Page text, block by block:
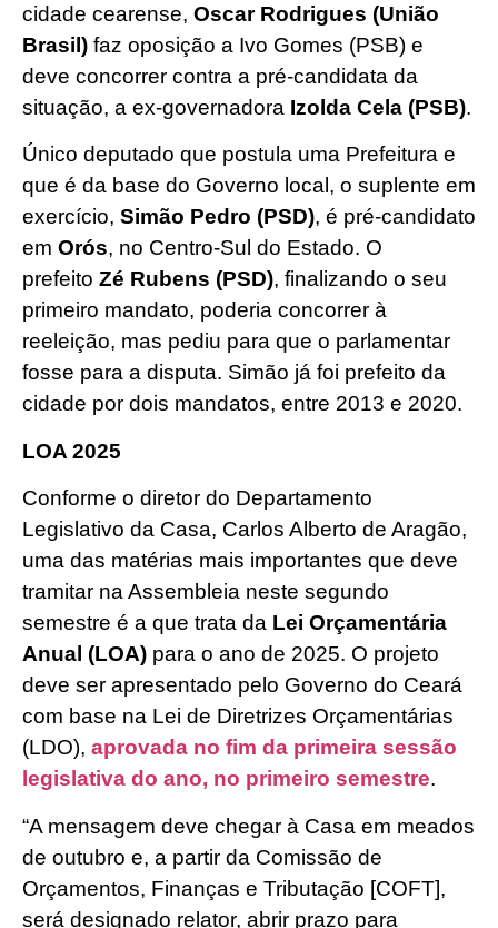
cidade cearense, Oscar Rodrigues (União
Brasil) faz oposição a Ivo Gomes (PSB) e
deve concorrer contra a pré-candidata da
situação, a ex-governadora Izolda Cela (PSB).
Único deputado que postula uma Prefeitura e
que é da base do Governo local, o suplente em
exercício, Simão Pedro (PSD), é pré-candidato
em Orós, no Centro-Sul do Estado. O
prefeito Zé Rubens (PSD), finalizando o seu
primeiro mandato, poderia concorrer à
reeleição, mas pediu para que o parlamentar
fosse para a disputa. Simão já foi prefeito da
cidade por dois mandatos, entre 2013 e 2020.
LOA 2025
Conforme o diretor do Departamento
Legislativo da Casa, Carlos Alberto de Aragão,
uma das matérias mais importantes que deve
tramitar na Assembleia neste segundo
semestre é a que trata da Lei Orçamentária
Anual (LOA) para o ano de 2025. O projeto
deve ser apresentado pelo Governo do Ceará
com base na Lei de Diretrizes Orçamentárias
(LDO), aprovada no fim da primeira sessão
legislativa do ano, no primeiro semestre.
“A mensagem deve chegar à Casa em meados
de outubro e, a partir da Comissão de
Orçamentos, Finanças e Tributação [COFT],
será designado relator, abrir prazo para